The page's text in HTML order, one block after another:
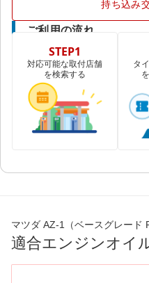
持ち込み
ご利用の流れ
STEP1
対応可能な取付店舗
を検索する
タ
マツダ AZ-1（ベースグレード
適合エンジンオイ